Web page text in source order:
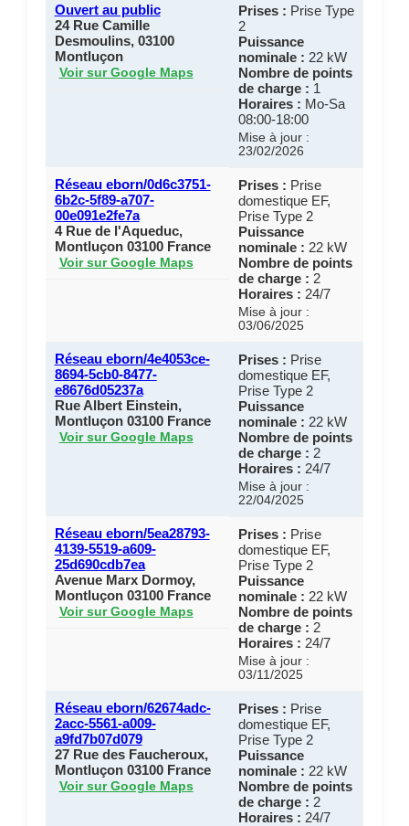
Ouvert au public
24 Rue Camille
Desmoulins, 03100
Montluçon
Voir sur Google Maps
Prises : Prise Type
2
Puissance
nominale : 22 kW
Nombre de points
de charge : 1
Horaires : Mo-Sa
08:00-18:00
Mise à jour :
23/02/2026
Réseau eborn/0d6c3751-
6b2c-5f89-a707-
00e091e2fe7a
4 Rue de l'Aqueduc,
Montluçon 03100 France
Voir sur Google Maps
Prises : Prise
domestique EF,
Prise Type 2
Puissance
nominale : 22 kW
Nombre de points
de charge : 2
Horaires : 24/7
Mise à jour :
03/06/2025
Réseau eborn/4e4053ce-
8694-5cb0-8477-
e8676d05237a
Rue Albert Einstein,
Montluçon 03100 France
Voir sur Google Maps
Prises : Prise
domestique EF,
Prise Type 2
Puissance
nominale : 22 kW
Nombre de points
de charge : 2
Horaires : 24/7
Mise à jour :
22/04/2025
Réseau eborn/5ea28793-
4139-5519-a609-
25d690cdb7ea
Avenue Marx Dormoy,
Montluçon 03100 France
Voir sur Google Maps
Prises : Prise
domestique EF,
Prise Type 2
Puissance
nominale : 22 kW
Nombre de points
de charge : 2
Horaires : 24/7
Mise à jour :
03/11/2025
Réseau eborn/62674adc-
2acc-5561-a009-
a9fd7b07d079
27 Rue des Faucheroux,
Montluçon 03100 France
Voir sur Google Maps
Prises : Prise
domestique EF,
Prise Type 2
Puissance
nominale : 22 kW
Nombre de points
de charge : 2
Horaires : 24/7